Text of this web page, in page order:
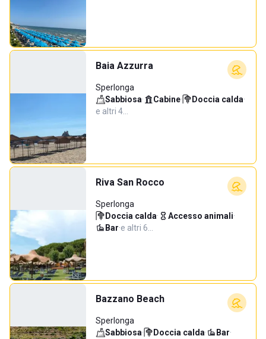
Baia Azzurra
Sperlonga
Sabbiosa· Cabine· Doccia calda·
e altri 4…
Riva San Rocco
Sperlonga
Doccia calda· Accesso animali·
Bar·e altri 6…
Bazzano Beach
Sperlonga
Sabbiosa· Doccia calda· Bar·